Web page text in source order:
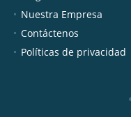
Nuestra Empresa
Contáctenos
Políticas de privacidad